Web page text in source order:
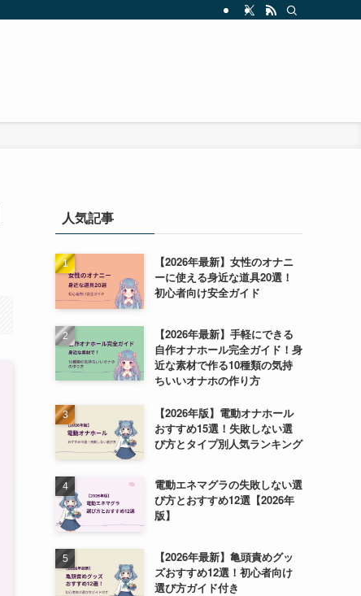
人気記事
【2026年最新】女性のオナニ
ーに使える身近な道具20選！
初心者向け安全ガイド
【2026年最新】手軽にできる
自作オナホール完全ガイド！身
近な素材で作る10種類の気持
ちいいオナホの作り方
【2026年版】電動オナホール
おすすめ15選！失敗しない選
び方とタイプ別人気ランキング
電動エネマグラの失敗しない選
び方とおすすめ12選【2026年
版】
【2026年最新】亀頭責めグッ
ズおすすめ12選！初心者向け
選び方ガイド付き